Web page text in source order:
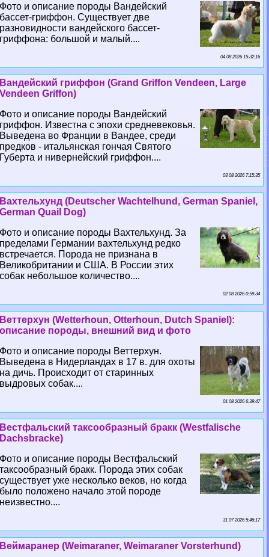
Фото и описание породы Вандейский
бассет-гриффон. Существует две
разновидности вандейского бассет-
гриффона: большой и малый....
04 08 2026 15:32:16
Вандейский гриффон (Grand Griffon Vendeen, Large
Vendeen Griffon)
Фото и описание породы Вандейский
гриффон. Известна с эпохи средневековья.
Выведена во Франции в Вандее, среди
предков - итальянская гончая Святого
Губерта и нивернейский гриффон....
03 08 2026 7:15:35
Вахтельхунд (Deutscher Wachtelhund, German Spaniel,
German Quail Dog)
Фото и описание породы Вахтельхунд. За
пределами Германии вахтельхунд редко
встречается. Порода не признана в
Великобритании и США. В России этих
собак небольшое количество....
02 08 2026 0:59:34
Веттерхун (Wetterhoun, Otterhoun, Dutch Spaniel):
описание породы, внешний вид и фото
Фото и описание породы Веттерхун.
Выведена в Нидерландах в 17 в. для охоты
на дичь. Происходит от старинных
выдровых собак....
01 08 2026 6:39:47
Вестфальский таксообразный бpaкк (Westfalische
Dachsbracke)
Фото и описание породы Вестфальский
таксообразный бpaкк. Порода этих собак
существует уже несколько веков, но когда
было положено начало этой породе
неизвестно....
31 07 2026 5:46:17
Веймаранер (Weimaraner, Weimaraner Vorsterhund)